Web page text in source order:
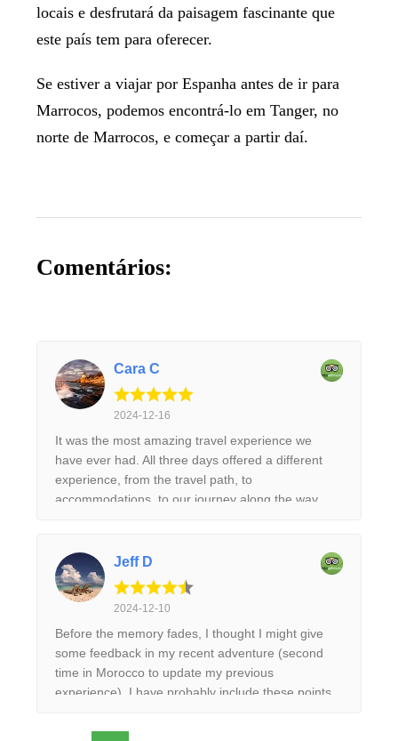
locais e desfrutará da paisagem fascinante que
este país tem para oferecer.
Se estiver a viajar por Espanha antes de ir para
Marrocos, podemos encontrá-lo em Tanger, no
norte de Marrocos, e começar a partir daí.
Comentários:
Cara C
2024-12-16
It was the most amazing travel experience we
have ever had. All three days offered a different
experience, from the travel path, to
accommodations, to our journey along the way.
enjoyed our time with him, he was the best guide
and would highly recommend Traverse and
Lhoucein equally. Thank you for accommodating
our last minute request and making a dream come
true for my husband and I. Thank YOU!
Jeff D
2024-12-10
Before the memory fades, I thought I might give
some feedback in my recent adventure (second
time in Morocco to update my previous
experience). I have probably include these points
would like to say that I would ( and already have)